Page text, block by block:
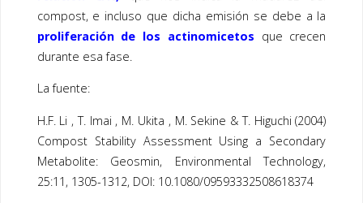
compost, e incluso que dicha emisión se debe a la
proliferación de los actinomicetos que crecen
durante esa fase.
La fuente:
H.F. Li , T. Imai , M. Ukita , M. Sekine & T. Higuchi (2004)
Compost Stability Assessment Using a Secondary
Metabolite: Geosmin, Environmental Technology,
25:11, 1305-1312, DOI: 10.1080/09593332508618374